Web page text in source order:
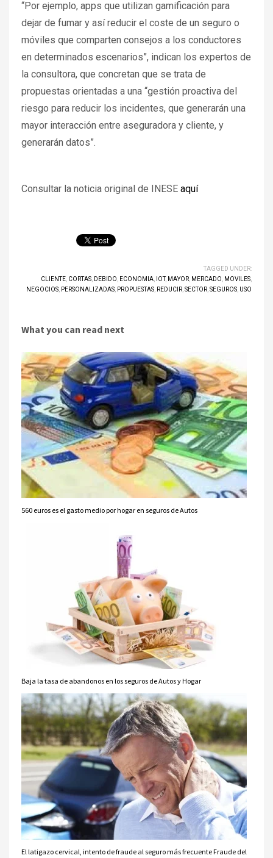
“Por ejemplo, apps que utilizan gamificación para
dejar de fumar y así reducir el coste de un seguro o
móviles que comparten consejos a los conductores
en determinados escenarios”, indican los expertos de
la consultora, que concretan que se trata de
propuestas orientadas a una “gestión proactiva del
riesgo para reducir los incidentes, que generarán una
mayor interacción entre aseguradora y cliente, y
generarán datos”.
Consultar la noticia original de INESE aquí
TAGGED UNDER:
CLIENTE CORTAS DEBIDO ECONOMIA IOT, MAYOR MERCADO MOVILES
NEGOCIOS PERSONALIZADAS PROPUESTAS REDUCIR SECTOR SEGUROS USO
What you can read next
560 euros es el gasto medio por hogar en seguros de Autos
Baja la tasa de abandonos en los seguros de Autos y Hogar
El latigazo cervical, intento de fraude al seguro más frecuente Fraude del